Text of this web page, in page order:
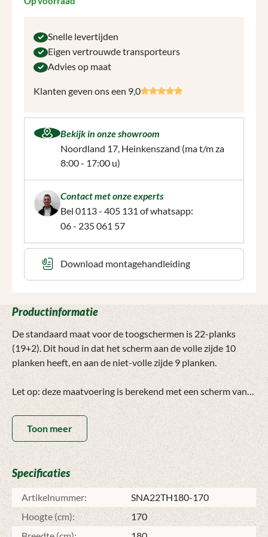
Snelle levertijden
Eigen vertrouwde transporteurs
Advies op maat
Klanten geven ons een 9,0
Bekijk in onze showroom
Noordland 17, Heinkenszand (ma t/m za
8:00 - 17:00 u)
Contact met onze experts
Bel 0113 - 405 131 of whatsapp:
06 - 235 061 57
Download montagehandleiding
Productinformatie
De standaard maat voor de toogschermen is 22-planks
(19+2). Dit houd in dat het scherm aan de volle zijde 10
planken heeft, en aan de niet-volle zijde 9 planken.
Let op: deze maatvoering is berekend met een scherm van
180x180cm. Bij een horizontaal scherm zal het scherm
uiteraard uit minder planken bestaan als het een lager
scherm is.
Het horizontale toogscherm kan afgewerkt worden met een
afdeklat die geschikt is voor toogschermen. Dit is een platte
afdeklat die met de ronding van het toogscherm mee
gebogen kan worden.
Het kan voorkomen dat de horizontale lijnen van de
verschillende schermen niet helemaal in lijn staan. Dit is
Toon meer
Specificaties
Artikelnummer:
SNA22TH180-170
Hoogte (cm):
170